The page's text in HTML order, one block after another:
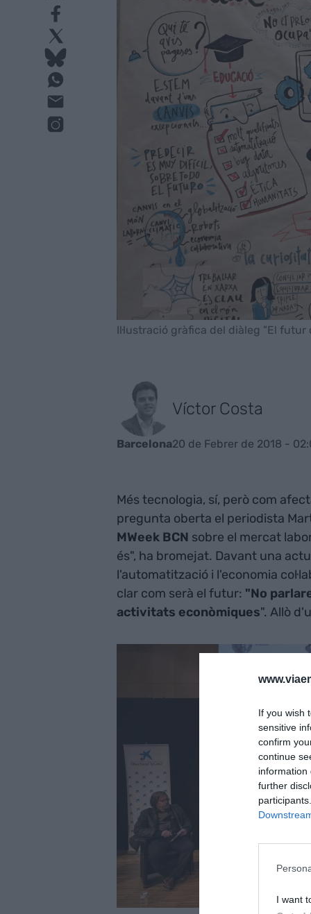
If you wish
sensitive
confirm
continue
information
further
I want
Il·lustració gràfica del diàleg "El
Víctor Costa
Barcelona20 de Febrer de 2018 -
Més tecnologia, sí, però com
pregunta oberta el periodista
MWeek BCN sobre el mercat
és", ha bromejat. Davant una
l'automatització i l'economia
clar com serà el futur: "No
activitats econòmiques". Allò